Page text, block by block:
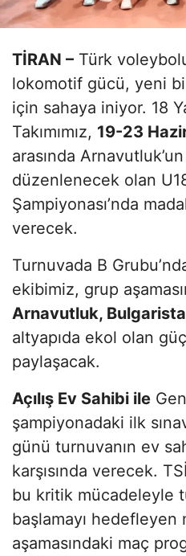
TİRAN – Türk
lokomotif gücü, yeni
için sahaya iniyor. 18
Takımımız, 19-23
arasında
düzenlenecek olan
Şampiyonası’nda
verecek.
Turnuvada B
ekibimiz, grup
Arnavutluk,
altyapıda ekol olan
paylaşacak.
Açılış Ev Sahibi ile
şampiyonadaki ilk
günü turnuvanın ev
karşısında verecek.
bu kritik mücadeleyle
başlamayı
aşamasındaki maç